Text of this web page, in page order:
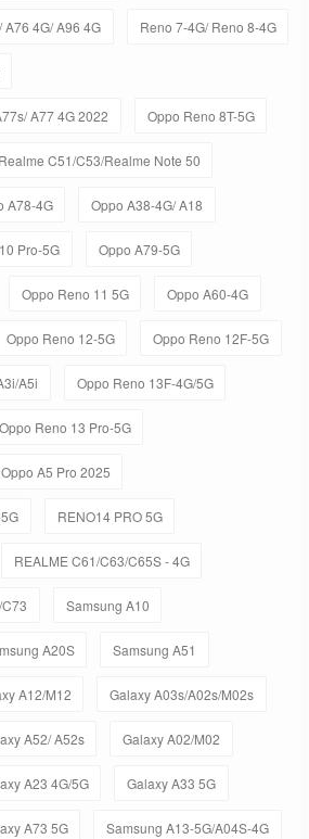
A76 4G/ A96 4G Reno 7-4G/ Reno 8-4G
A77 4G 2022 Oppo Reno 8T-5G
Realme C51/C53/Realme Note 50
A78-4G Oppo A38-4G/ A18
Pro-5G Oppo A79-5G
Oppo Reno 11 5G Oppo A60-4G
Oppo Reno 12-5G Oppo Reno 12F-5G
A5i Oppo Reno 13F-4G/5G
Oppo Reno 13 Pro-5G
Oppo A5 Pro 2025
RENO14 PRO 5G
REALME C61/C63/C65S - 4G
Samsung A10
A20S Samsung A51
A12/M12 Galaxy A03s/A02s/M02s
A52/ A52s Galaxy A02/M02
A23 4G/5G Galaxy A33 5G
A73 5G Samsung A13-5G/A04S-4G